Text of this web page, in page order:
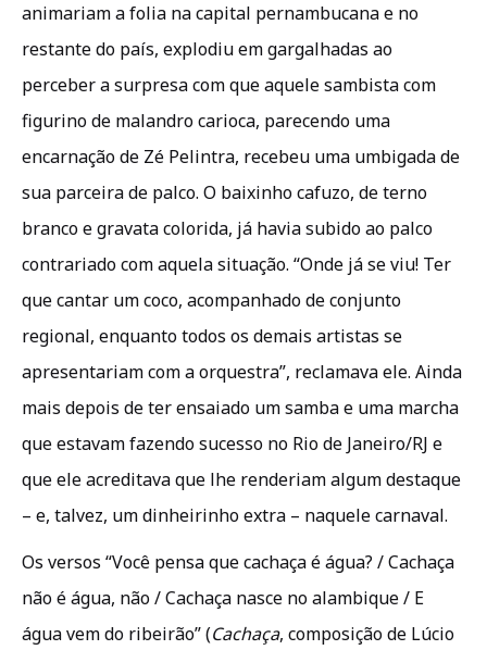
animariam a folia na capital pernambucana e no
restante do país, explodiu em gargalhadas ao
perceber a surpresa com que aquele sambista com
figurino de malandro carioca, parecendo uma
encarnação de Zé Pelintra, recebeu uma umbigada de
sua parceira de palco. O baixinho cafuzo, de terno
branco e gravata colorida, já havia subido ao palco
contrariado com aquela situação. “Onde já se viu! Ter
que cantar um coco, acompanhado de conjunto
regional, enquanto todos os demais artistas se
apresentariam com a orquestra”, reclamava ele. Ainda
mais depois de ter ensaiado um samba e uma marcha
que estavam fazendo sucesso no Rio de Janeiro/RJ e
que ele acreditava que lhe renderiam algum destaque
– e, talvez, um dinheirinho extra – naquele carnaval.
Os versos “Você pensa que cachaça é água? / Cachaça
não é água, não / Cachaça nasce no alambique / E
água vem do ribeirão” (Cachaça, composição de Lúcio